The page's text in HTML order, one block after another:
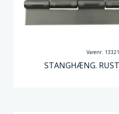
Varenr.
STANGHÆNG.